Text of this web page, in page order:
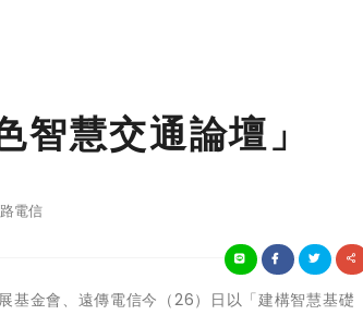
慧交通論壇」
電信
基金會、遠傳電信今（26）日以「建構智慧基礎